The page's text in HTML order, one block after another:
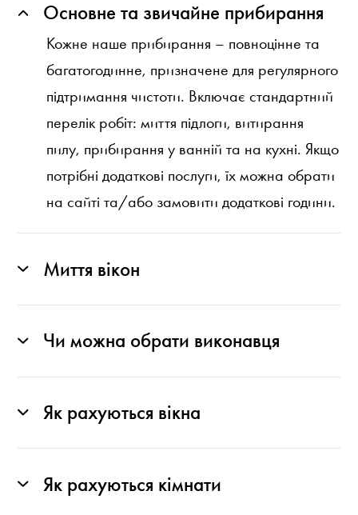
Основне та звичайне прибирання
Кожне наше прибирання – повноцінне та
багатогодинне, призначене для регулярного
підтримання чистоти. Включає стандартний
перелік робіт: миття підлоги, витирання
пилу, прибирання у ванній та на кухні. Якщо
потрібні додаткові послуги, їх можна обрати
на сайті та/або замовити додаткові години.
Миття вікон
Чи можна обрати виконавця
Як рахуються вікна
Як рахуються кімнати